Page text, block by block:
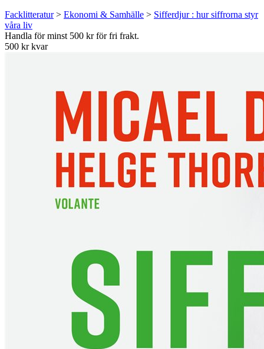
Facklitteratur> Ekonomi & Samhälle > Sifferdjur : hur siffrorna styr
våra liv
Handla för minst 500 kr för fri frakt.
500 kr kvar